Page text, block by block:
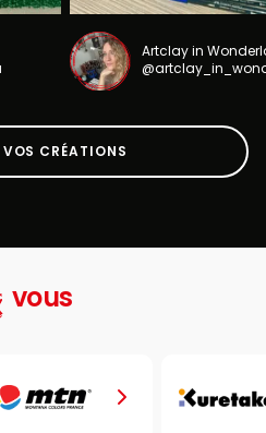
Artclay in
CRÉATIONS
vous